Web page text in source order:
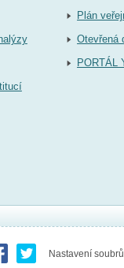
Plán
Otevřená
PORTÁL
Nastavení